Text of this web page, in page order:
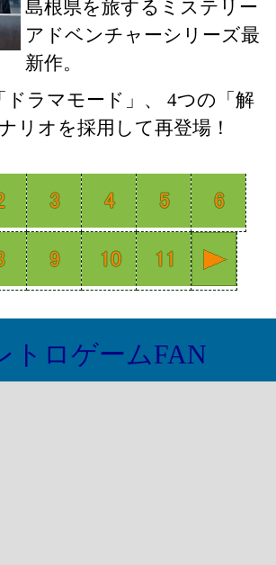
島根県を旅するミステリー
アドベンチャーシリーズ最
新作。
ドラマモード」、 4つの「解
リオを採用して再登場！
トロゲームFAN